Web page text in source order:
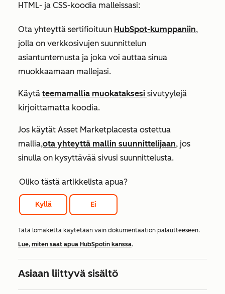
HTML- ja CSS-koodia malleissasi:
Ota yhteyttä sertifioituun HubSpot-kumppaniin,
jolla on verkkosivujen suunnittelun
asiantuntemusta ja joka voi auttaa sinua
muokkaamaan mallejasi.
Käytä teemamallia muokataksesi sivutyylejä
kirjoittamatta koodia.
Jos käytät Asset Marketplacesta ostettua
mallia,ota yhteyttä mallin suunnittelijaan, jos
sinulla on kysyttävää sivusi suunnittelusta.
Oliko tästä artikkelista apua?
Kyllä Ei
Tätä lomaketta käytetään vain dokumentaation palautteeseen.
Lue, miten saat apua HubSpotin kanssa.
Asiaan liittyvä sisältö